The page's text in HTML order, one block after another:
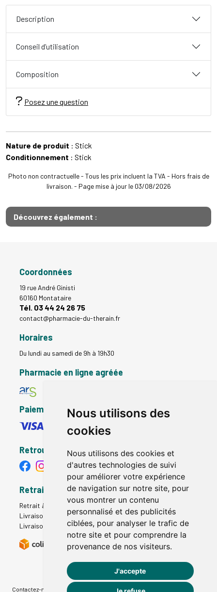
Nous utilisons des
cookies
Nous utilisons des cookies et
d'autres technologies de suivi
pour améliorer votre expérience
de navigation sur notre site, pour
vous montrer un contenu
personnalisé et des publicités
ciblées, pour analyser le trafic de
notre site et pour comprendre la
provenance de nos visiteurs.
J'accepte
Description
Conseil d’utilisation
Composition
Posez une question
Nature de produit : Stick
Conditionnement : Stick
Photo non contractuelle - Tous les prix incluent la TVA - Hors frais de
livraison. - Page mise à jour le 03/08/2026
Découvrez également :
Coordonnées
19 rue André Ginisti
60160 Montataire
Tél. 03 44 24 26 75
contact@pharmacie-du-therain.fr
Horaires
Du lundi au samedi de 9h à 19h30
Pharmacie en ligne agréée
Paiement sécurisé
Retrouvez-nous
Retrait - Livraison
Retrait à la pharmacie - Click & Collect
Livraison en Point Relais
Livraison à domicile
Contactez-nous Poser une question | Déclarer un effet indésirable